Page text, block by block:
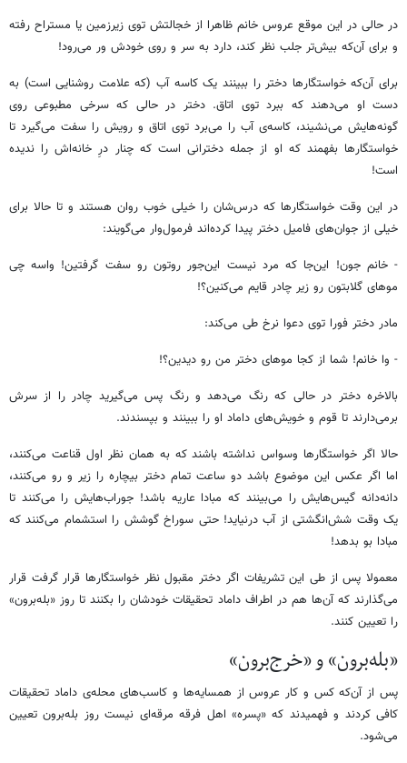
در حالی در این موقع عروس خانم ظاهرا از خجالتش توی زیرزمین یا مستراح رفته
و برای آن‌که بیش‌تر جلب نظر کند، دارد به سر و روی خودش ور می‌رود!
برای آن‌که خواستگارها دختر را ببینند یک کاسه آب (که علامت روشنایی است) به
دست او می‌دهند که ببرد توی اتاق. دختر در حالی که سرخی مطبوعی روی
گونه‌هایش می‌نشیند، کاسه‌ی آب را می‌برد توی اتاق و رویش را سفت می‌گیرد تا
خواستگارها بفهمند که او از جمله دخترانی است که چنار درِ خانه‌اش را ندیده
است!
در این وقت خواستگارها که درس‌شان را خیلی خوب روان هستند و تا حالا برای
خیلی از جوان‌های فامیل دختر پیدا کرده‌اند فرمول‌وار می‌گویند:
- خانم جون! این‌جا که مرد نیست این‌جور روتون رو سفت گرفتین! واسه چی
موهای گلابتون رو زیر چادر قایم می‌کنین؟!
مادر دختر فورا توی دعوا نرخ طی می‌کند:
- وا خانم! شما از کجا موهای دختر من رو دیدین؟!
بالاخره دختر در حالی که رنگ می‌دهد و رنگ پس می‌گیرید چادر را از سرش
برمی‌دارند تا قوم و خویش‌های داماد او را ببینند و بپسندند.
حالا اگر خواستگارها وسواس نداشته باشند که به همان نظر اول قناعت می‌کنند،
اما اگر عکس این موضوع باشد دو ساعت تمام دختر بیچاره را زیر و رو می‌کنند،
دانه‌دانه گیس‌هایش را می‌بینند که مبادا عاریه باشد! جوراب‌هایش را می‌کنند تا
یک وقت شش‌انگشتی از آب درنیاید! حتی سوراخ گوشش را استشمام می‌کنند که
مبادا بو بدهد!
معمولا پس از طی این تشریفات اگر دختر مقبول نظر خواستگارها قرار گرفت قرار
می‌گذارند که آن‌ها هم در اطراف داماد تحقیقات خودشان را بکنند تا روز «بله‌برون»
را تعیین کنند.
«بله‌برون» و «خرج‌برون»
پس از آن‌که کس و کار عروس از همسایه‌ها و کاسب‌های محله‌ی داماد تحقیقات
کافی کردند و فهمیدند که «پسره» اهل فرقه مرقه‌ای نیست روز بله‌برون تعیین
می‌شود.